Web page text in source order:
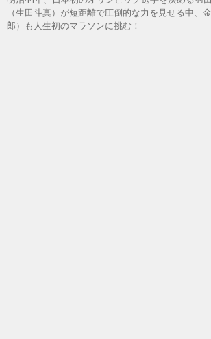
（生田斗真）が短距離で圧倒的な力を見せる中、
郎）も人生初のマラソンに挑む！